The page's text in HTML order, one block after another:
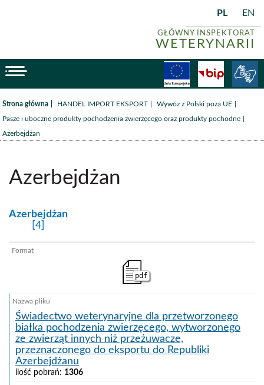
GŁÓWNY INSPEKTORAT
WETERYNARII
PL EN
BiP
Strona główna /HANDEL IMPORT EKSPORT /Wywóz z Polski poza UE
Pasze i uboczne produkty pochodzenia zwierzęcego oraz produkty pochodne
Azerbejdżan
Azerbejdżan
kategoria:
Azerbejdżan
[4]
pdf
Świadectwo weterynaryjne dla przetworzonego
białka pochodzenia zwierzęcego, wytworzonego
ze zwierząt innych niż przeżuwacze,
przeznaczonego do eksportu do Republiki
Azerbejdżanu
ilość pobrań: 1306